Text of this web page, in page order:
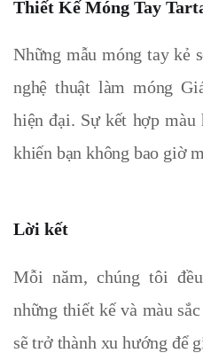
Thiết Kế Móng Tay
Những mẫu móng tay kẻ
nghệ thuật làm móng
hiện đại. Sự kết hợp màu
khiến bạn không bao giờ
Lời kết
Mỗi năm, chúng tôi
những thiết kế và màu
sẽ trở thành xu hướng để